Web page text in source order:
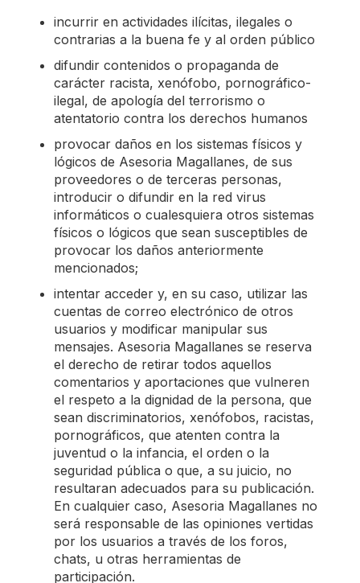
incurrir en actividades ilícitas, ilegales o
contrarias a la buena fe y al orden público
difundir contenidos o propaganda de
carácter racista, xenófobo, pornográfico-
ilegal, de apología del terrorismo o
atentatorio contra los derechos humanos
provocar daños en los sistemas físicos y
lógicos de Asesoria Magallanes, de sus
proveedores o de terceras personas,
introducir o difundir en la red virus
informáticos o cualesquiera otros sistemas
físicos o lógicos que sean susceptibles de
provocar los daños anteriormente
mencionados;
intentar acceder y, en su caso, utilizar las
cuentas de correo electrónico de otros
usuarios y modificar manipular sus
mensajes. Asesoria Magallanes se reserva
el derecho de retirar todos aquellos
comentarios y aportaciones que vulneren
el respeto a la dignidad de la persona, que
sean discriminatorios, xenófobos, racistas,
pornográficos, que atenten contra la
juventud o la infancia, el orden o la
seguridad pública o que, a su juicio, no
resultaran adecuados para su publicación.
En cualquier caso, Asesoria Magallanes no
será responsable de las opiniones vertidas
por los usuarios a través de los foros,
chats, u otras herramientas de
participación.